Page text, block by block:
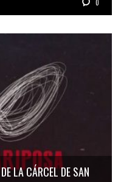
0
LA CÁRCEL DE SAN